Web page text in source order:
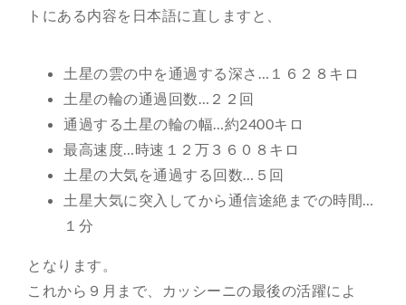
トにある内容を日本語に直しますと、
土星の雲の中を通過する深さ…１６２８キロ
土星の輪の通過回数…２２回
通過する土星の輪の幅…約2400キロ
最高速度…時速１２万３６０８キロ
土星の大気を通過する回数…５回
土星大気に突入してから通信途絶までの時間…
１分
となります。
これから９月まで、カッシーニの最後の活躍によ